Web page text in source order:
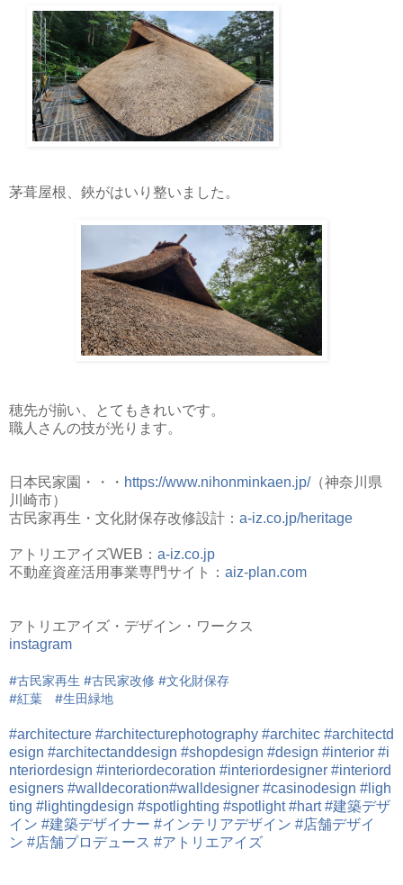
茅葺屋根、鋏がはいり整いました。
穂先が揃い、とてもきれいです。
職人さんの技が光ります。
日本民家園・・・ https://www.nihonminkaen.jp/（神奈川県
川崎市）
古民家再生・文化財保存改修設計： a-iz.co.jp/heritage
アトリエアイズWEB： a-iz.co.jp
不動産資産活用事業専門サイト： aiz-plan.com
アトリエアイズ・デザイン・ワークス
instagram
#古民家再生 #古民家改修 #文化財保存
#紅葉
#生田緑地
#architecture #architecturephotography #architec #architectd
esign #architectanddesign #shopdesign #design #interior #i
nteriordesign #interiordecoration #interiordesigner #interiord
esigners #walldecoration#walldesigner #casinodesign #ligh
ting #lightingdesign #spotlighting #spotlight #hart #建築デザ
イン #建築デザイナー #インテリアデザイン #店舗デザイ
ン #店舗プロデュース #アトリエアイズ